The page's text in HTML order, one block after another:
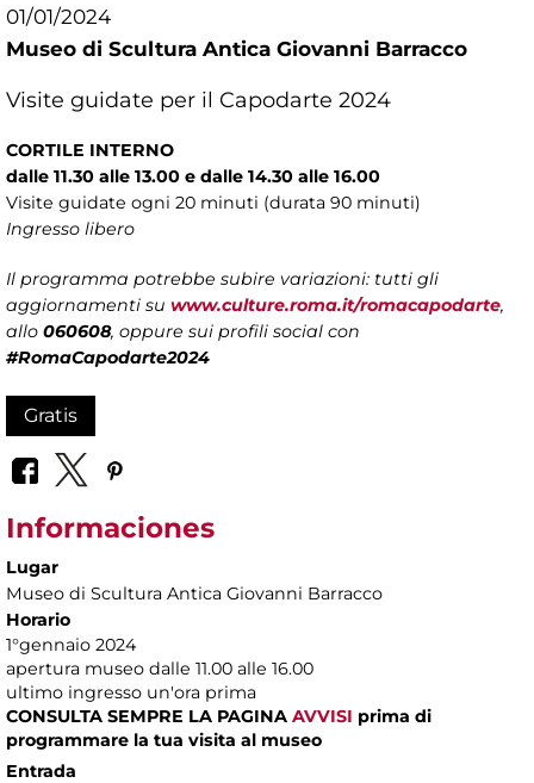
01/01/2024
Museo di Scultura Antica Giovanni Barracco
Visite guidate per il Capodarte 2024
CORTILE INTERNO
dalle 11.30 alle 13.00 e dalle 14.30 alle 16.00
Visite guidate ogni 20 minuti (durata 90 minuti)
Ingresso libero
Il programma potrebbe subire variazioni: tutti gli
aggiornamenti su www.culture.roma.it/romacapodarte,
allo 060608, oppure sui profili social con
#RomaCapodarte2024
Gratis
Informaciones
Lugar
Museo di Scultura Antica Giovanni Barracco
Horario
1°gennaio 2024
apertura museo dalle 11.00 alle 16.00
ultimo ingresso un'ora prima
CONSULTA SEMPRE LA PAGINA AVVISI prima di
programmare la tua visita al museo
Entrada